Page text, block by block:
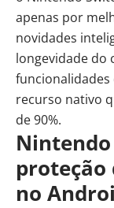
apenas por
novidades
longevidade do
recurso nativo
de 90%.
proteção
no